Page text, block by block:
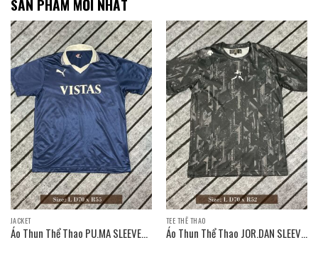
SẢN PHẨM MỚI NHẤT
JACKET
Áo Thun Thể Thao PU.MA SLEEVE
TEE THỂ THAO
Áo Thun Thể Thao JOR.DAN SLEEVE